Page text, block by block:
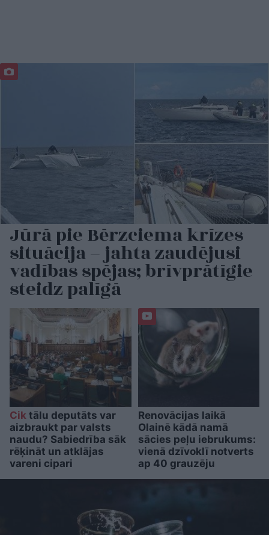
Jūrā pie Bērzciema krīzes
situācija – jahta zaudējusi
vadības spējas; brīvprātīgie
steidz palīgā
Cik tālu deputāts var
aizbraukt par valsts
naudu? Sabiedrība sāk
rēķināt un atklājas
vareni cipari
Renovācijas laikā
Olainē kādā namā
sācies peļu iebrukums:
vienā dzīvoklī notverts
ap 40 grauzēju